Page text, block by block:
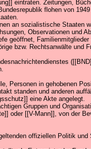
eintraten. Zeitungen,
flohen von
an sozialistische Staaten
Observationen und
geöffnet, Familienmitglieder
bzw. Rechtsanwälte und
Personen in gehobenen
standen und anderen
eine Akte angelegt.
Gruppen und
oder [[V-Mann]], von der
offiziellen Politik